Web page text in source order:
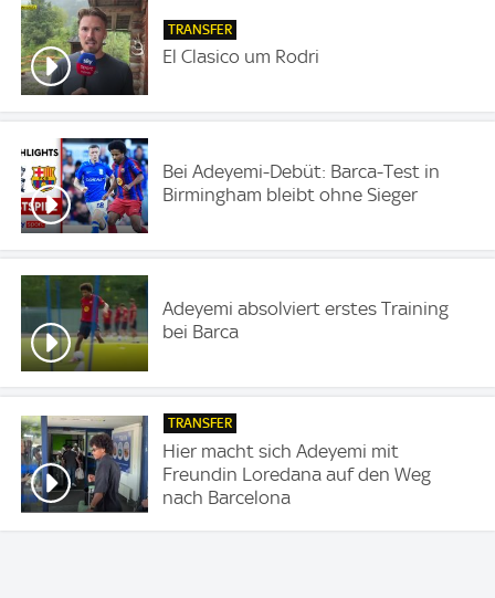
TRANSFER
El Clasico um Rodri
Bei Adeyemi-Debüt: Barca-Test in
Birmingham bleibt ohne Sieger
Adeyemi absolviert erstes Training
bei Barca
TRANSFER
Hier macht sich Adeyemi mit
Freundin Loredana auf den Weg
nach Barcelona